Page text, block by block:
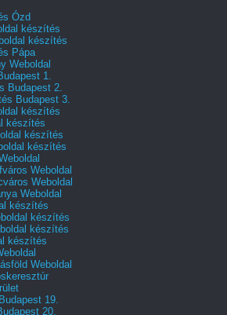
Ózd
készítés
készítés
Pápa
Weboldal
1.
Budapest 2.
Budapest 3.
készítés
készítés
készítés
készítés
Weboldal
Weboldal
Weboldal
készítés
készítés
készítés
készítés
Weboldal
19.
20.